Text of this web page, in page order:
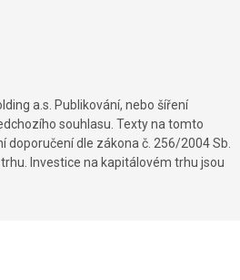
a.s. Publikování, nebo šíření
souhlasu. Texty na tomto
doporučení dle zákona č. 256/2004 Sb.
Investice na kapitálovém trhu jsou